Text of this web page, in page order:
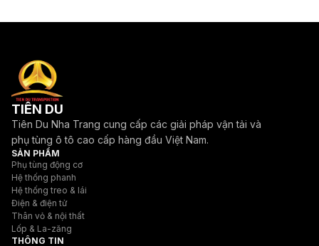
TIÊN DU
Tiên Du Nha Trang cung cấp các giải pháp vận tải và
phụ tùng ô tô cao cấp hàng đầu Việt Nam.
SẢN PHẨM
Phụ tùng động cơ
Hệ thống phanh
Hệ thống treo & lái
Điện & điện tử
Thân vỏ & nội thất
Lốp & La-zăng
THÔNG TIN